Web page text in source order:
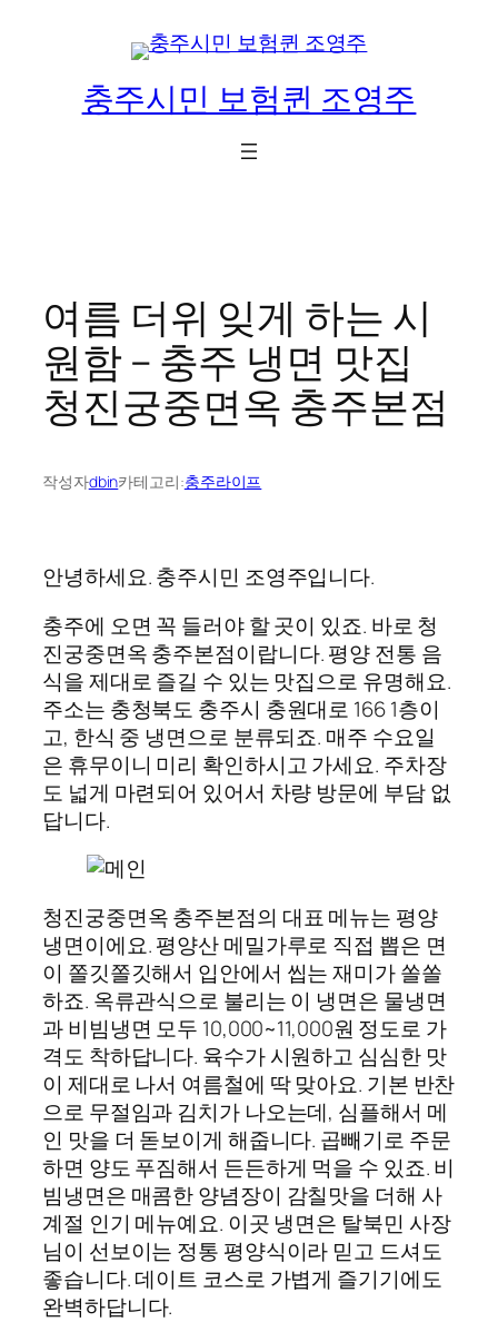
충주시민 보험퀸 조영주
여름 더위 잊게 하는 시
원함 – 충주 냉면 맛집
청진궁중면옥 충주본점
작성자dbin카테고리:충주라이프
안녕하세요. 충주시민 조영주입니다.
충주에 오면 꼭 들러야 할 곳이 있죠. 바로 청
진궁중면옥 충주본점이랍니다. 평양 전통 음
식을 제대로 즐길 수 있는 맛집으로 유명해요.
주소는 충청북도 충주시 충원대로 166 1층이
고, 한식 중 냉면으로 분류되죠. 매주 수요일
은 휴무이니 미리 확인하시고 가세요. 주차장
도 넓게 마련되어 있어서 차량 방문에 부담 없
답니다.
청진궁중면옥 충주본점의 대표 메뉴는 평양
냉면이에요. 평양산 메밀가루로 직접 뽑은 면
이 쫄깃쫄깃해서 입안에서 씹는 재미가 쏠쏠
하죠. 옥류관식으로 불리는 이 냉면은 물냉면
과 비빔냉면 모두 10,000~11,000원 정도로 가
격도 착하답니다. 육수가 시원하고 심심한 맛
이 제대로 나서 여름철에 딱 맞아요. 기본 반찬
으로 무절임과 김치가 나오는데, 심플해서 메
인 맛을 더 돋보이게 해줍니다. 곱빼기로 주문
하면 양도 푸짐해서 든든하게 먹을 수 있죠. 비
빔냉면은 매콤한 양념장이 감칠맛을 더해 사
계절 인기 메뉴예요. 이곳 냉면은 탈북민 사장
님이 선보이는 정통 평양식이라 믿고 드셔도
좋습니다. 데이트 코스로 가볍게 즐기기에도
완벽하답니다.